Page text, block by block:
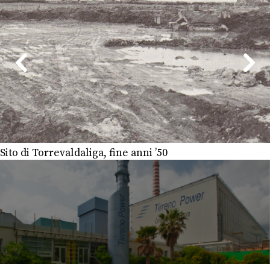
Sito di Torrevaldaliga, fine anni ’50